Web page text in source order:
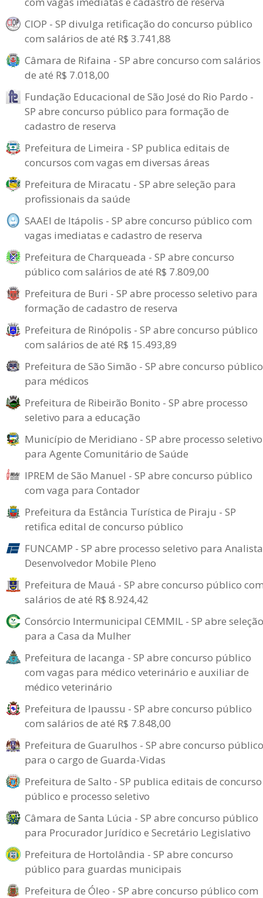
CIOP - SP divulga retificação do concurso público
com salários de até R$ 3.741,88
Câmara de Rifaina - SP abre concurso com salários
de até R$ 7.018,00
Fundação Educacional de São José do Rio Pardo -
SP abre concurso público para formação de
cadastro de reserva
Prefeitura de Limeira - SP publica editais de
concursos com vagas em diversas áreas
Prefeitura de Miracatu - SP abre seleção para
profissionais da saúde
SAAEI de Itápolis - SP abre concurso público com
vagas imediatas e cadastro de reserva
Prefeitura de Charqueada - SP abre concurso
público com salários de até R$ 7.809,00
Prefeitura de Buri - SP abre processo seletivo para
formação de cadastro de reserva
Prefeitura de Rinópolis - SP abre concurso público
com salários de até R$ 15.493,89
Prefeitura de São Simão - SP abre concurso público
para médicos
Prefeitura de Ribeirão Bonito - SP abre processo
seletivo para a educação
Município de Meridiano - SP abre processo seletivo
para Agente Comunitário de Saúde
IPREM de São Manuel - SP abre concurso público
com vaga para Contador
Prefeitura da Estância Turística de Piraju - SP
retifica edital de concurso público
FUNCAMP - SP abre processo seletivo para Analista
Desenvolvedor Mobile Pleno
Prefeitura de Mauá - SP abre concurso público
salários de até R$ 8.924,42
Consórcio Intermunicipal CEMMIL - SP abre seleção
para a Casa da Mulher
Prefeitura de Iacanga - SP abre concurso público
com vagas para médico veterinário e auxiliar de
médico veterinário
Prefeitura de Ipaussu - SP abre concurso público
com salários de até R$ 7.848,00
Prefeitura de Guarulhos - SP abre concurso público
para o cargo de Guarda-Vidas
Prefeitura de Salto - SP publica editais de concurso
público e processo seletivo
Câmara de Santa Lúcia - SP abre concurso público
para Procurador Jurídico e Secretário Legislativo
Prefeitura de Hortolândia - SP abre concurso
público para guardas municipais
Prefeitura de Óleo - SP abre concurso público com